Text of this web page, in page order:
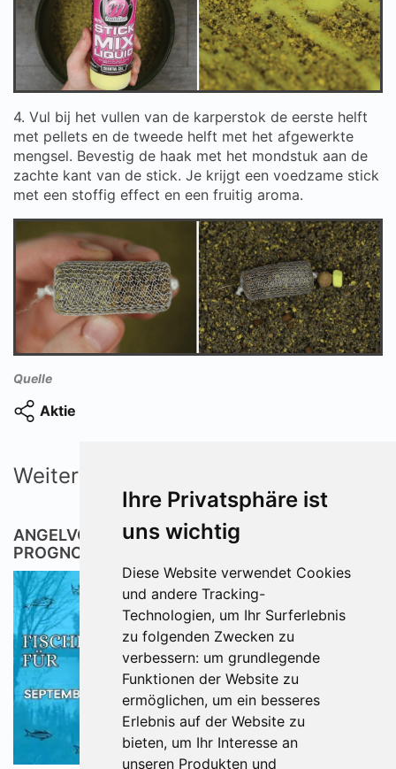
Ihre Privatsphäre ist
uns wichtig
Diese Website verwendet Cookies
und andere Tracking-
Technologien, um Ihr Surferlebnis
zu folgenden Zwecken zu
verbessern: um grundlegende
Funktionen der Website zu
ermöglichen, um ein besseres
Erlebnis auf der Website zu
bieten, um Ihr Interesse an
unseren Produkten und
4. Vul bij het vullen van de karperstok de eerste helft
met pellets en de tweede helft met het afgewerkte
mengsel. Bevestig de haak met het mondstuk aan de
zachte kant van de stick. Je krijgt een voedzame stick
met een stoffig effect en een fruitig aroma.
Quelle
Aktie
Weitere Artikel
ANGELVORHERSAGE FÜR DORTMUND - 7 TAGE
PROGNOSE (06.07.2026 - 12.07.2026)